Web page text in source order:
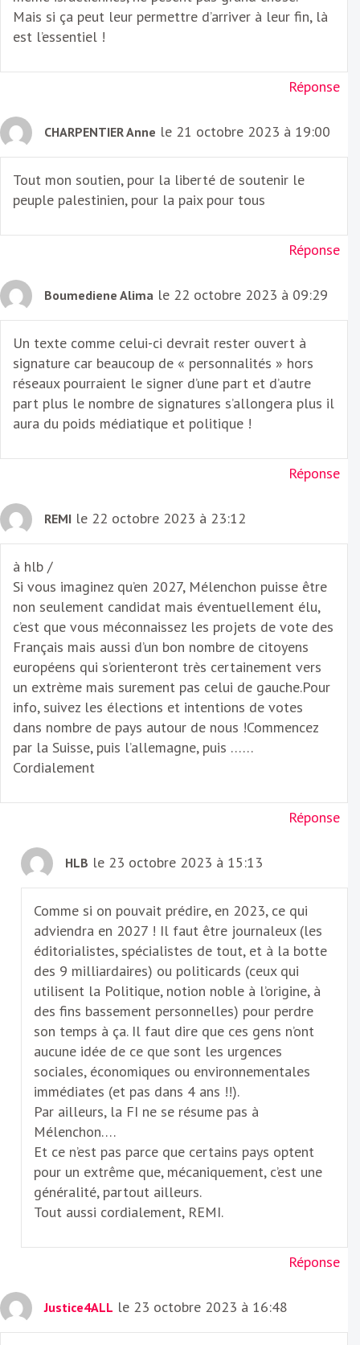
Mais si ça peut leur permettre d’arriver à leur fin, là
est l’essentiel !
Réponse
CHARPENTIER Anne le 21 octobre 2023 à 19:00
Tout mon soutien, pour la liberté de soutenir le
peuple palestinien, pour la paix pour tous
Réponse
Boumediene Alima le 22 octobre 2023 à 09:29
Un texte comme celui-ci devrait rester ouvert à
signature car beaucoup de « personnalités » hors
réseaux pourraient le signer d’une part et d’autre
part plus le nombre de signatures s’allongera plus il
aura du poids médiatique et politique !
Réponse
REMI le 22 octobre 2023 à 23:12
à hlb /
Si vous imaginez qu’en 2027, Mélenchon puisse être
non seulement candidat mais éventuellement élu,
c’est que vous méconnaissez les projets de vote des
Français mais aussi d’un bon nombre de citoyens
européens qui s’orienteront très certainement vers
un extrème mais surement pas celui de gauche.Pour
info, suivez les élections et intentions de votes
dans nombre de pays autour de nous !Commencez
par la Suisse, puis l’allemagne, puis ……
Cordialement
Réponse
HLB le 23 octobre 2023 à 15:13
Comme si on pouvait prédire, en 2023, ce qui
adviendra en 2027 ! Il faut être journaleux (les
éditorialistes, spécialistes de tout, et à la botte
des 9 milliardaires) ou politicards (ceux qui
utilisent la Politique, notion noble à l’origine, à
des fins bassement personnelles) pour perdre
son temps à ça. Il faut dire que ces gens n’ont
aucune idée de ce que sont les urgences
sociales, économiques ou environnementales
immédiates (et pas dans 4 ans !!).
Par ailleurs, la FI ne se résume pas à
Mélenchon….
Et ce n’est pas parce que certains pays optent
pour un extrême que, mécaniquement, c’est une
généralité, partout ailleurs.
Tout aussi cordialement, REMI.
Réponse
Justice4ALL le 23 octobre 2023 à 16:48